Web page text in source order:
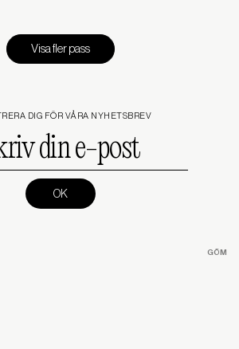
Visa fler pass
DIG FÖR VÅRA NYHETSBREV
din
e-
post